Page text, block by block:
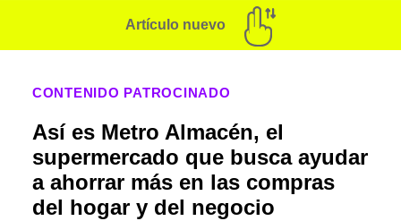
Artículo nuevo
CONTENIDO PATROCINADO
Así es Metro Almacén, el
supermercado que busca ayudar
a ahorrar más en las compras
del hogar y del negocio